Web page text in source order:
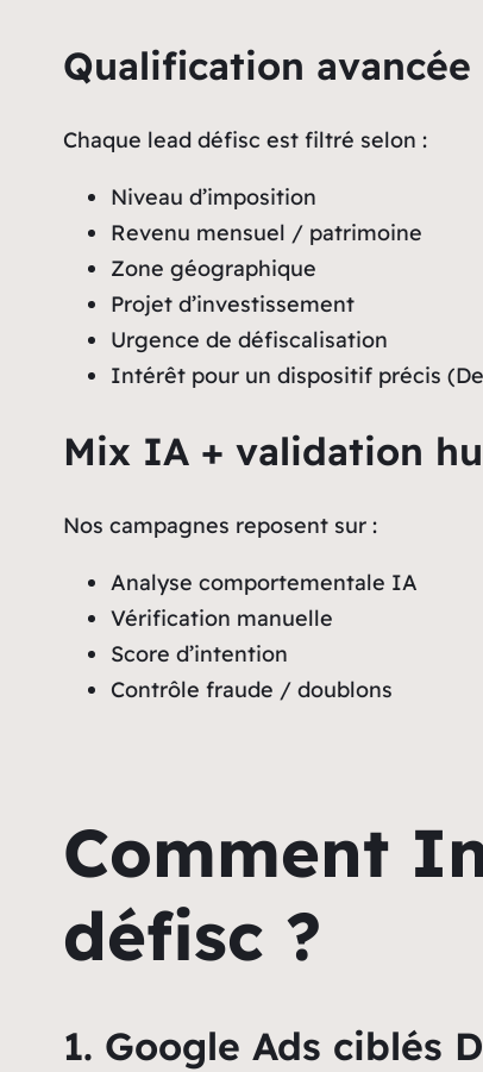
Qualification
Chaque lead défisc est filtré selon :
Niveau d’imposition
Revenu mensuel / patrimoine
Zone géographique
Projet d’investissement
Urgence de défiscalisation
Intérêt pour un dispositif précis
Mix IA + validation
Nos campagnes reposent sur :
Analyse comportementale IA
Vérification manuelle
Score d’intention
Contrôle fraude / doublons
Comment
défisc ?
1. Google Ads ciblés